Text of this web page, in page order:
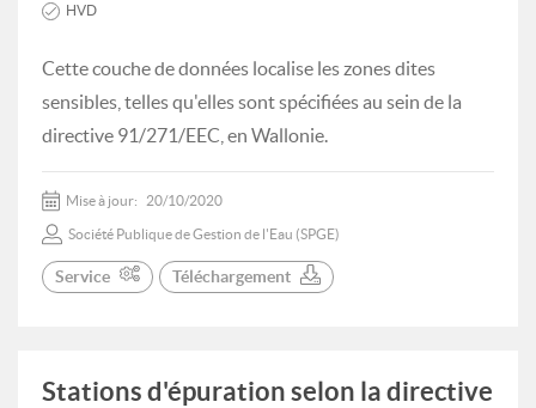
HVD
Cette couche de données localise les zones dites
sensibles, telles qu'elles sont spécifiées au sein de la
directive 91/271/EEC, en Wallonie.
Mise à jour: 20/10/2020
Société Publique de Gestion de l'Eau (SPGE)
Service Téléchargement
Stations d'épuration selon la directive